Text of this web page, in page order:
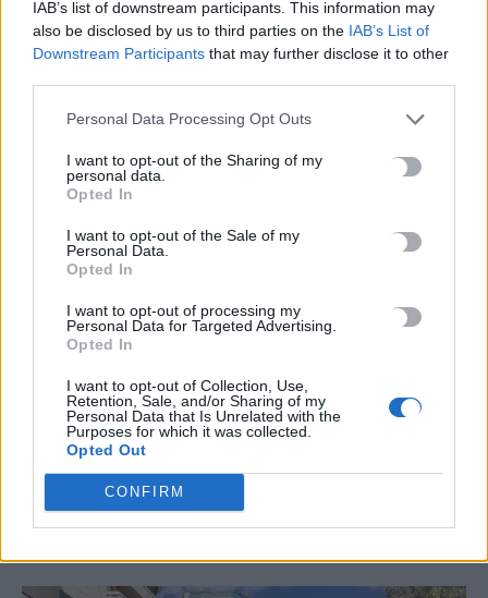
IAB’s list of downstream participants. This information may
also be disclosed by us to third parties on the IAB’s List of
Downstream Participants that may further disclose it to other
Personal Data Processing Opt Outs
I want to opt-out of the Sharing of my
personal data.
Opted In
I want to opt-out of the Sale of my
Personal Data.
Opted In
I want to opt-out of processing my
Personal Data for Targeted Advertising.
Opted In
I want to opt-out of Collection, Use,
Retention, Sale, and/or Sharing of my
Personal Data that Is Unrelated with the
Purposes for which it was collected.
Opted Out
CONFIRM
Παρατείνονται τα προληπτικά μέτρα στην Κρήτη για την
ευλογιά των αιγοπροβάτων
6 Αυγούστου, 2026
Έκτακτο επίδομα παιδιού: Ποιοι πάνε ταμείο
ΟΠΕΚΑ: Νέα πληρωμή στις 7 Αυγούστου για τρίτεκνες και
πολύτεκνες οικογένειες
6 Αυγούστου, 2026
TRENDING
ΝΕΕΣ ΤΑΥΤΟΤΗΤΕΣ # ΙΔΡΩΤΑΣ # ΚΑΚΟΣΜΙΑ
ΚΑΡΤΑ ΑΓΡΟΤΗ